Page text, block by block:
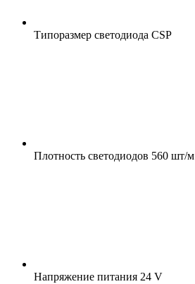
Типоразмер светодиода CSP
Плотность светодиодов 560 шт/м
Напряжение питания 24 V